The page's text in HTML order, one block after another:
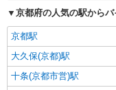
京都府の人気の駅から
京都駅
大久保(京都)駅
十条(京都市営)駅